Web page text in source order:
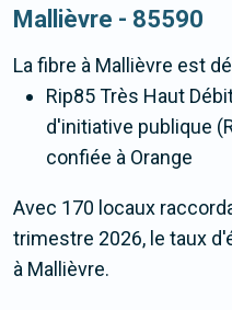
Mallièvre - 85590
La fibre à Mallièvre est
Rip85 Très Haut
d'initiative publique
confiée à Orange
Avec 170 locaux
trimestre 2026, le taux
à Mallièvre.